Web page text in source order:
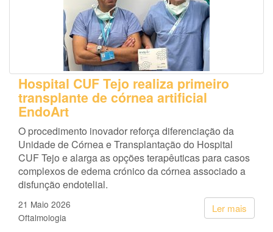
Hospital CUF Tejo realiza primeiro
transplante de córnea artificial
EndoArt
O procedimento inovador reforça diferenciação da
Unidade de Córnea e Transplantação do Hospital
CUF Tejo e alarga as opções terapêuticas para casos
complexos de edema crónico da córnea associado a
disfunção endotelial.
Ler mais
21 Maio 2026
Oftalmologia